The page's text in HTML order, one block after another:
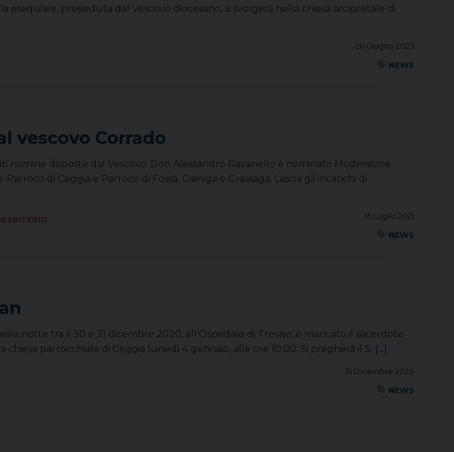
presieduta dal Vescovo diocesano, si svolgerà nella chiesa arcipretale di
26 Giugno 2023
NEWS
vescovo Corrado
nomine disposte dal Vescovo. Don Alessandro Ravanello è nominato Moderatore
di Ceggia e Parroco di Fossà, Gainiga e Grassaga. Lascia gli incarichi di
15 Luglio 2021
NEWS
notte tra il 30 e 31 dicembre 2020, all’Ospedale di Treviso, è mancato il sacerdote
parrocchiale di Ceggia lunedì 4 gennaio, alle ore 10.00. Si pregherà il S. [...]
31 Dicembre 2020
NEWS